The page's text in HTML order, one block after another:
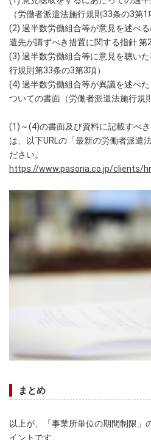
（労働者派遣法施行規則33条の3第1
(2) 過半数労働組合等が意見を述べ
遣先が講ずべき措置に関する指針 第2
(3) 過半数労働組合等に意見を聴い
行規則第33条の3第3項）
(4) 過半数労働組合等が異議を述べ
ついての書面（労働者派遣法施行規
(1)～(4)の書面及び資料に記載すべ
は、以下URLの「最新の労働者派遣
ださい。
https://www.pasona.co.jp/clients/
まとめ
以上が、「事業所単位の期間制限」
イントです。